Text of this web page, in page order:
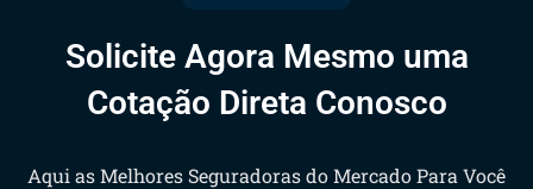
Solicite Agora Mesmo uma
Cotação Direta Conosco
Aqui as Melhores Seguradoras do Mercado Para Você